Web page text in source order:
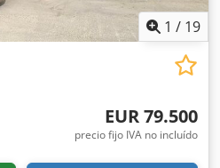
1 / 19
EUR 79.500
precio fijo IVA no incluído